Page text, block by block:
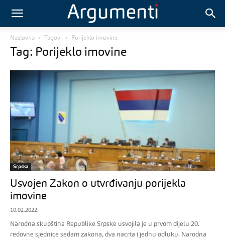
Naslovna Tagovi Porijeklo imovine
Tag: Porijeklo imovine
Srpska
Usvojen Zakon o utvrđivanju porijekla
imovine
10.02.2022.
Narodna skupština Republike Srpske usvojila je u prvom dijelu 20.
redovne sjednice sedam zakona, dva nacrta i jednu odluku. Narodna